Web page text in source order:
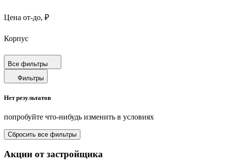
Цена от-до, ₽
Корпус
Срок сдачи
Площадь от-до, м²
Площадь кухни от-до, м²
Площадь балкона от-до, м²
Санузел
Все фильтры
Фильтры
Нет результатов
попробуйте что-нибудь изменить в условиях
Сбросить все фильтры
Акции от застройщика